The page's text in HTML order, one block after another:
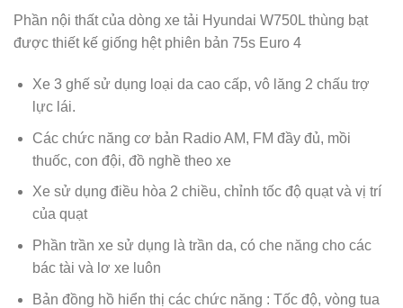
Phần nội thất của dòng xe tải Hyundai W750L thùng bạt
được thiết kế giống hệt phiên bản 75s Euro 4
Xe 3 ghế sử dụng loại da cao cấp, vô lăng 2 chấu trợ
lực lái.
Các chức năng cơ bản Radio AM, FM đầy đủ, mồi
thuốc, con đội, đồ nghề theo xe
Xe sử dụng điều hòa 2 chiều, chỉnh tốc độ quạt và vị trí
của quạt
Phần trần xe sử dụng là trần da, có che năng cho các
bác tài và lơ xe luôn
Bản đồng hồ hiển thị các chức năng : Tốc độ, vòng tua